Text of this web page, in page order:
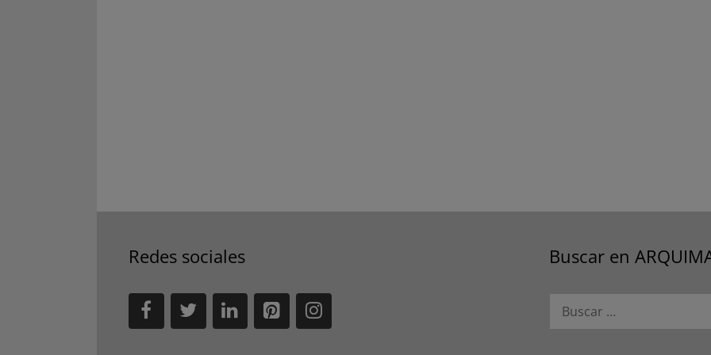
Redes sociales Buscar en